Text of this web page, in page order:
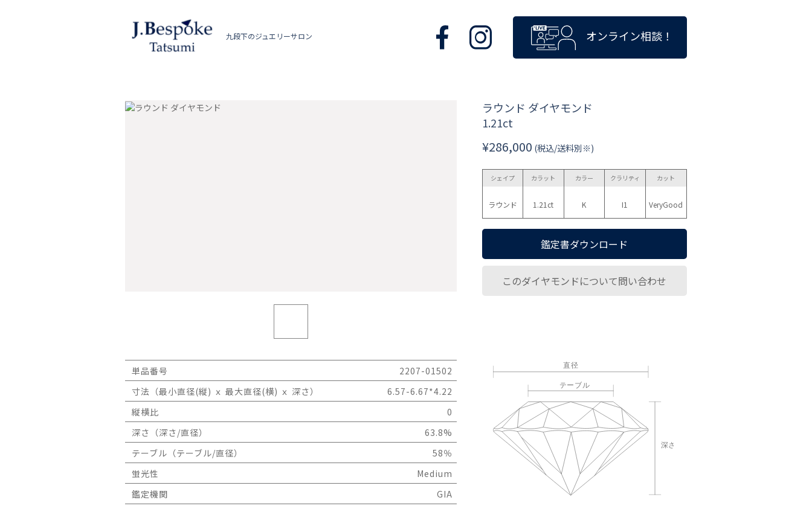
九段下のジュエリーサロン オンライン相談！
ラウンド ダイヤモンド
1.21ct
¥286,000 (税込/送料別※)
シェイプ
ラウンド
カラット
1.21ct
カラー
K
クラリティ
I1
カット
VeryGood
鑑定書ダウンロード
このダイヤモンドについて問い合わせ
単品番号
2207-01502
寸法（最小直径(縦) ｘ 最大直径(横) ｘ 深さ）
6.57-6.67*4.22
縦横比
0
深さ（深さ/直径）
63.8%
テーブル（テーブル/直径）
58％
蛍光性
Medium
鑑定機関
GIA